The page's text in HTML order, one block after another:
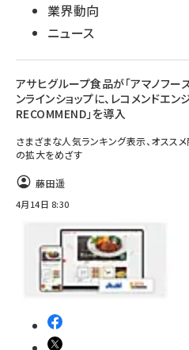
業界動向
ニュース
アサヒグループ食品が「アマノフー
ンラインショップに、レコメンドエン
RECOMMEND」を導入
さまざまな人気ランキング表示、オスス
の拡大をめざす
藤田遥
4月14日 8:30